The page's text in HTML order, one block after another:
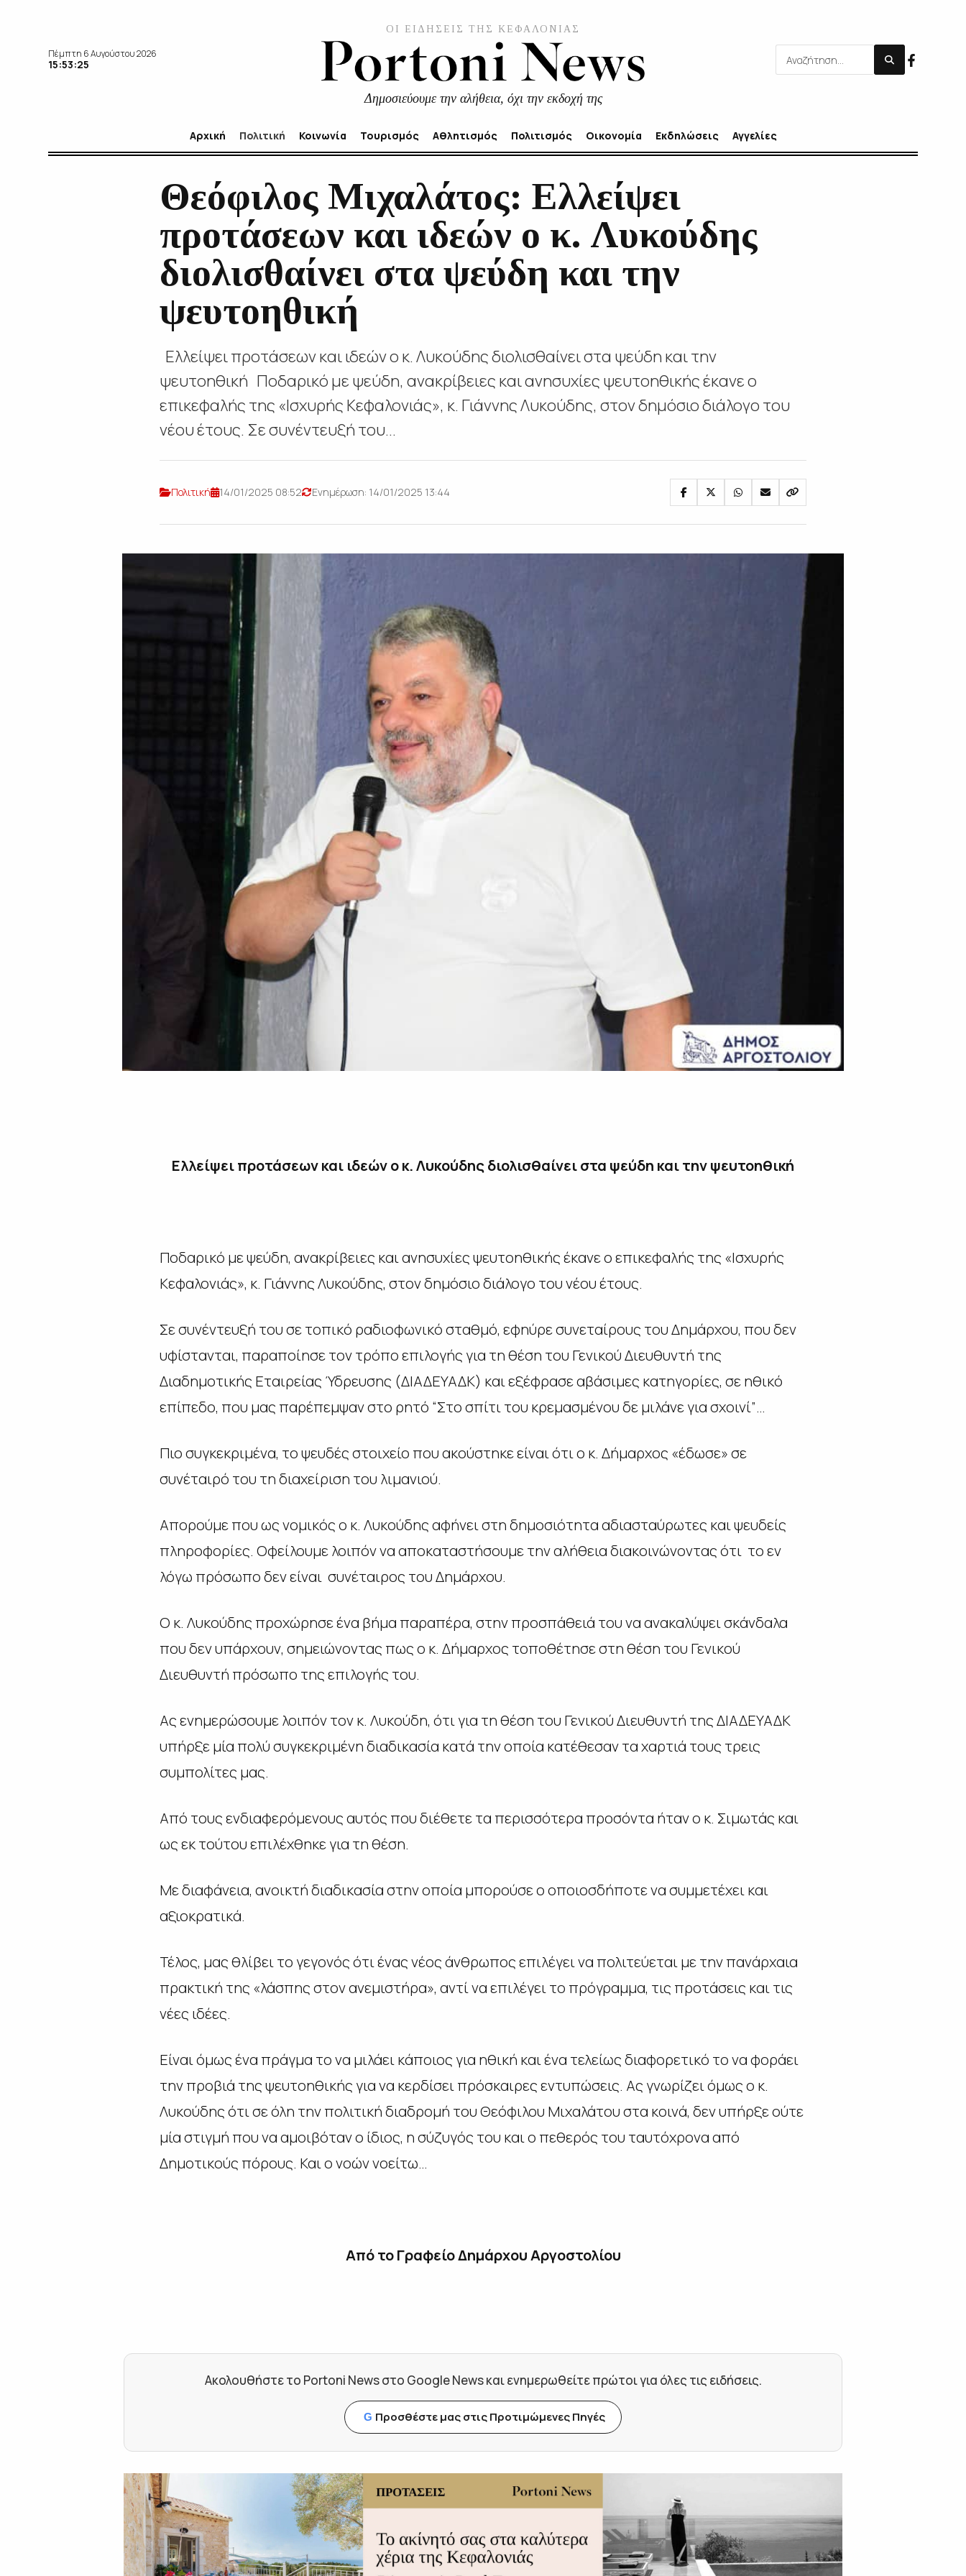
Πέμπτη 6 Αυγούστου 2026
15:53:26
ΟΙ ΕΙΔΗΣΕΙΣ ΤΗΣ ΚΕΦΑΛΟΝΙΑΣ
Δημοσιεύουμε την αλήθεια, όχι την εκδοχή της
Αρχική Πολιτική Κοινωνία Τουρισμός Αθλητισμός Πολιτισμός Οικονομία Εκδηλώσεις Αγγελίες
Θεόφιλος Μιχαλάτος: Ελλείψει
προτάσεων και ιδεών ο κ. Λυκούδης
διολισθαίνει στα ψεύδη και την
ψευτοηθική
Ελλείψει προτάσεων και ιδεών ο κ. Λυκούδης διολισθαίνει στα ψεύδη και την
ψευτοηθική Ποδαρικό με ψεύδη, ανακρίβειες και ανησυχίες ψευτοηθικής έκανε ο
επικεφαλής της «Ισχυρής Κεφαλονιάς», κ. Γιάννης Λυκούδης, στον δημόσιο διάλογο του
νέου έτους. Σε συνέντευξή του...
Πολιτική 14/01/2025 08:52 Ενημέρωση: 14/01/2025 13:44
Ελλείψει προτάσεων και ιδεών ο κ. Λυκούδης διολισθαίνει στα ψεύδη και την ψευτοηθική
Ποδαρικό με ψεύδη, ανακρίβειες και ανησυχίες ψευτοηθικής έκανε ο επικεφαλής της «Ισχυρής
Κεφαλονιάς», κ. Γιάννης Λυκούδης, στον δημόσιο διάλογο του νέου έτους.
Σε συνέντευξή του σε τοπικό ραδιοφωνικό σταθμό, εφηύρε συνεταίρους του Δημάρχου, που δεν
υφίστανται, παραποίησε τον τρόπο επιλογής για τη θέση του Γενικού Διευθυντή της
Διαδημοτικής Εταιρείας Ύδρευσης (ΔΙΑΔΕΥΑΔΚ) και εξέφρασε αβάσιμες κατηγορίες, σε ηθικό
επίπεδο, που μας παρέπεμψαν στο ρητό “Στο σπίτι του κρεμασμένου δε μιλάνε για σχοινί”…
Πιο συγκεκριμένα, το ψευδές στοιχείο που ακούστηκε είναι ότι ο κ. Δήμαρχος «έδωσε» σε
συνέταιρό του τη διαχείριση του λιμανιού.
Απορούμε που ως νομικός ο κ. Λυκούδης αφήνει στη δημοσιότητα αδιασταύρωτες και ψευδείς
πληροφορίες. Οφείλουμε λοιπόν να αποκαταστήσουμε την αλήθεια διακοινώνοντας ότι το εν
λόγω πρόσωπο δεν είναι συνέταιρος του Δημάρχου.
Ο κ. Λυκούδης προχώρησε ένα βήμα παραπέρα, στην προσπάθειά του να ανακαλύψει σκάνδαλα
που δεν υπάρχουν, σημειώνοντας πως ο κ. Δήμαρχος τοποθέτησε στη θέση του Γενικού
Διευθυντή πρόσωπο της επιλογής του.
Ας ενημερώσουμε λοιπόν τον κ. Λυκούδη, ότι για τη θέση του Γενικού Διευθυντή της ΔΙΑΔΕΥΑΔΚ
υπήρξε μία πολύ συγκεκριμένη διαδικασία κατά την οποία κατέθεσαν τα χαρτιά τους τρεις
συμπολίτες μας.
Από τους ενδιαφερόμενους αυτός που διέθετε τα περισσότερα προσόντα ήταν ο κ. Σιμωτάς και
ως εκ τούτου επιλέχθηκε για τη θέση.
Με διαφάνεια, ανοικτή διαδικασία στην οποία μπορούσε ο οποιοσδήποτε να συμμετέχει και
αξιοκρατικά.
Τέλος, μας θλίβει το γεγονός ότι ένας νέος άνθρωπος επιλέγει να πολιτεύεται με την πανάρχαια
πρακτική της «λάσπης στον ανεμιστήρα», αντί να επιλέγει το πρόγραμμα, τις προτάσεις και τις
νέες ιδέες.
Είναι όμως ένα πράγμα το να μιλάει κάποιος για ηθική και ένα τελείως διαφορετικό το να φοράει
την προβιά της ψευτοηθικής για να κερδίσει πρόσκαιρες εντυπώσεις. Ας γνωρίζει όμως ο κ.
Λυκούδης ότι σε όλη την πολιτική διαδρομή του Θεόφιλου Μιχαλάτου στα κοινά, δεν υπήρξε ούτε
μία στιγμή που να αμοιβόταν ο ίδιος, η σύζυγός του και ο πεθερός του ταυτόχρονα από
Δημοτικούς πόρους. Και ο νοών νοείτω…
Από το Γραφείο Δημάρχου Αργοστολίου
Ακολουθήστε το Portoni News στο Google News και ενημερωθείτε πρώτοι για όλες τις ειδήσεις.
G Προσθέστε μας στις Προτιμώμενες Πηγές